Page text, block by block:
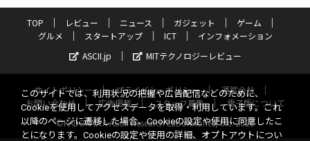
TOP レビュー ニュース ガジェット
ゲーム
グルメ
スタートアップ ICT
インフォメーション
ASCII.jp
MITテクノロジーレビュー
サイトポリシー プライバシーポリシー
運営会社
お問い合わせ
広告掲載 スタッフ募集
電子版について
©KADOKAWA ASCII Research Laboratories, Inc. 2026
このサイトでは、利用状況の把握や広告配信などのために、
Cookieを使用してアクセスデータを取得・利用しています。これ
以降のページに遷移した場合、Cookieの設定や使用に同意したこ
とになります。Cookieの設定や使用の詳細、オプトアウトについ